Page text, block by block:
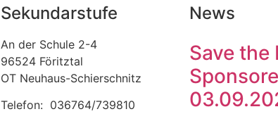
Sekundarstufe
An der Schule 2-4
96524 Föritztal
OT Neuhaus-Schierschnitz
Telefon: 036764/739810
News
Save the